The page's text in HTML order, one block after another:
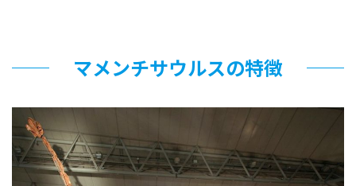
マメンチサウルスの特徴